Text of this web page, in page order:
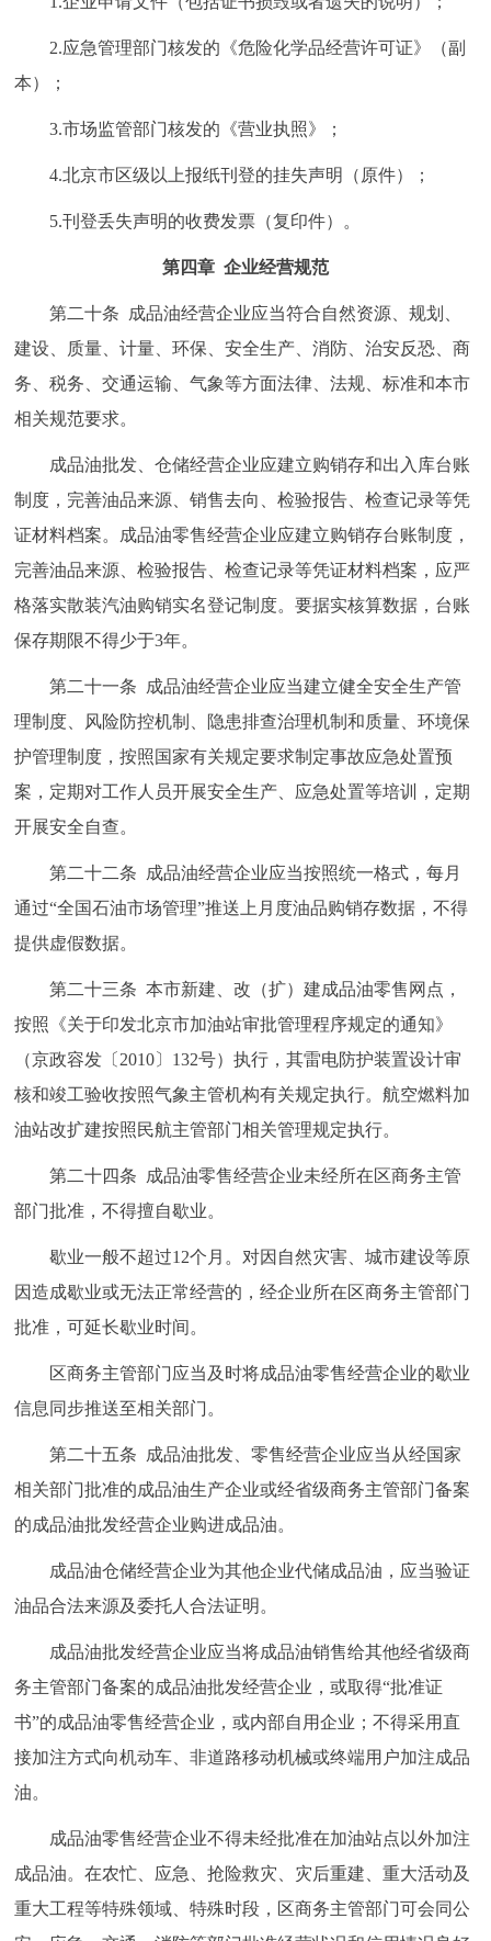
2.应急管理部门核发的《危险化学品经营许可证》（副
本）；
3.市场监管部门核发的《营业执照》；
4.北京市区级以上报纸刊登的挂失声明（原件）；
5.刊登丢失声明的收费发票（复印件）。
第四章 企业经营规范
第二十条 成品油经营企业应当符合自然资源、规划、
建设、质量、计量、环保、安全生产、消防、治安反恐、商
务、税务、交通运输、气象等方面法律、法规、标准和本市
相关规范要求。
成品油批发、仓储经营企业应建立购销存和出入库台账
制度，完善油品来源、销售去向、检验报告、检查记录等凭
证材料档案。成品油零售经营企业应建立购销存台账制度，
完善油品来源、检验报告、检查记录等凭证材料档案，应严
格落实散装汽油购销实名登记制度。要据实核算数据，台账
保存期限不得少于3年。
第二十一条 成品油经营企业应当建立健全安全生产管
理制度、风险防控机制、隐患排查治理机制和质量、环境保
护管理制度，按照国家有关规定要求制定事故应急处置预
案，定期对工作人员开展安全生产、应急处置等培训，定期
开展安全自查。
第二十二条 成品油经营企业应当按照统一格式，每月
通过“全国石油市场管理”推送上月度油品购销存数据，不得
提供虚假数据。
第二十三条 本市新建、改（扩）建成品油零售网点，
按照《关于印发北京市加油站审批管理程序规定的通知》
（京政容发〔2010〕132号）执行，其雷电防护装置设计审
核和竣工验收按照气象主管机构有关规定执行。航空燃料加
油站改扩建按照民航主管部门相关管理规定执行。
第二十四条 成品油零售经营企业未经所在区商务主管
部门批准，不得擅自歇业。
歇业一般不超过12个月。对因自然灾害、城市建设等原
因造成歇业或无法正常经营的，经企业所在区商务主管部门
批准，可延长歇业时间。
区商务主管部门应当及时将成品油零售经营企业的歇业
信息同步推送至相关部门。
第二十五条 成品油批发、零售经营企业应当从经国家
相关部门批准的成品油生产企业或经省级商务主管部门备案
的成品油批发经营企业购进成品油。
成品油仓储经营企业为其他企业代储成品油，应当验证
油品合法来源及委托人合法证明。
成品油批发经营企业应当将成品油销售给其他经省级商
务主管部门备案的成品油批发经营企业，或取得“批准证
书”的成品油零售经营企业，或内部自用企业；不得采用直
接加注方式向机动车、非道路移动机械或终端用户加注成品
油。
成品油零售经营企业不得未经批准在加油站点以外加注
成品油。在农忙、应急、抢险救灾、灾后重建、重大活动及
重大工程等特殊领域、特殊时段，区商务主管部门可会同公